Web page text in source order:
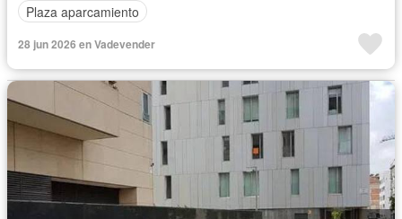
Plaza aparcamiento
28 jun 2026 en Vadevender